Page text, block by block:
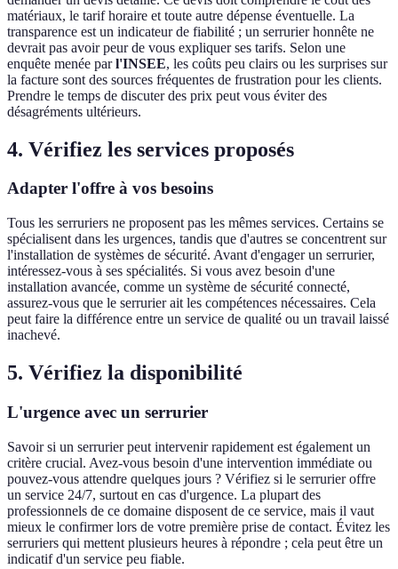
matériaux, le tarif horaire et toute autre dépense éventuelle. La
transparence est un indicateur de fiabilité ; un serrurier honnête ne
devrait pas avoir peur de vous expliquer ses tarifs. Selon une
enquête menée parl'INSEE, les coûts peu clairs ou les surprises sur
la facture sont des sources fréquentes de frustration pour les clients.
Prendre le temps de discuter des prix peut vous éviter des
désagréments ultérieurs.
4. Vérifiez les services proposés
Adapter l'offre à vos besoins
Tous les serruriers ne proposent pas les mêmes services. Certains se
spécialisent dans les urgences, tandis que d'autres se concentrent sur
l'installation de systèmes de sécurité. Avant d'engager un serrurier,
intéressez-vous à ses spécialités. Si vous avez besoin d'une
installation avancée, comme un système de sécurité connecté,
assurez-vous que le serrurier ait les compétences nécessaires. Cela
peut faire la différence entre un service de qualité ou un travail laissé
inachevé.
5. Vérifiez la disponibilité
L'urgence avec un serrurier
Savoir si un serrurier peut intervenir rapidement est également un
critère crucial. Avez-vous besoin d'une intervention immédiate ou
pouvez-vous attendre quelques jours ? Vérifiez si le serrurier offre
un service 24/7, surtout en cas d'urgence. La plupart des
professionnels de ce domaine disposent de ce service, mais il vaut
mieux le confirmer lors de votre première prise de contact. Évitez les
serruriers qui mettent plusieurs heures à répondre ; cela peut être un
indicatif d'un service peu fiable.